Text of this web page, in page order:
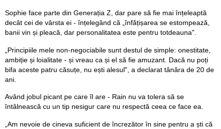
Sophie face parte din Generația Z, dar pare să fie mai înțeleaptă
decât cei de vârsta ei - înțelegând că „înfățișarea se estompează,
banii vin și pleacă, dar personalitatea este pentru totdeauna".
„Principiile mele non-negociabile sunt destul de simple: onestitate,
ambiție și loialitate - și vreau ca și el să fie amuzant. Dacă nu poți
bifa aceste patru căsuțe, nu ești alesul", a declarat tânăra de 20 de
ani.
Având jobul picant pe care îl are - Rain nu va tolera să se
întâlnească cu un tip nesigur care nu respectă ceea ce face ea.
„Am nevoie de cineva suficient de încrezător în sine pentru a ști că